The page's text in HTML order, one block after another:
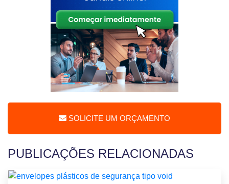
SOLICITE UM ORÇAMENTO
PUBLICAÇÕES RELACIONADAS